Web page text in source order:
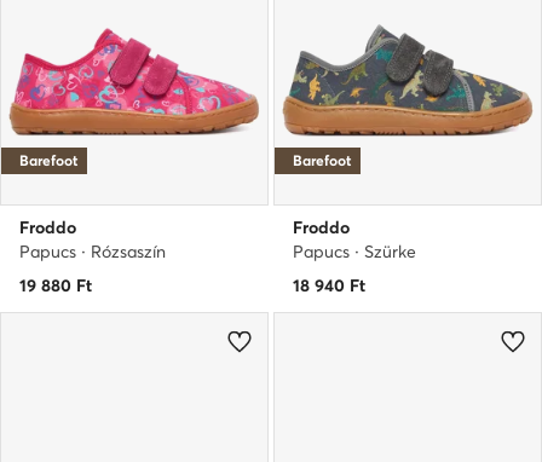
Barefoot
Froddo
Papucs · Rózsaszín
19 880 Ft
Barefoot
Froddo
Papucs · Szürke
18 940 Ft